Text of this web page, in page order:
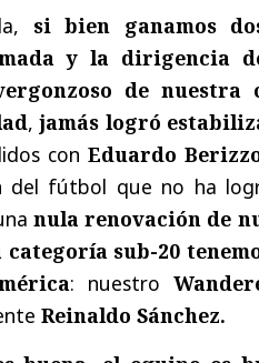
si bien ganamos
y la dirigencia
de nuestra
,jamás logró
con Eduardo
del fútbol que no ha
nula renovación de
sub-20
: nuestro
Reinaldo Sánchez.